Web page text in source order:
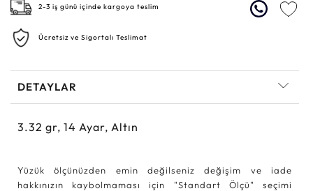
2-3 iş günü içinde kargoya teslim
Ücretsiz ve Sigortalı Teslimat
DETAYLAR
3.32 gr, 14 Ayar, Altın
Yüzük ölçünüzden emin değilseniz değişim ve iade
hakkınızın kaybolmaması için "Standart Ölçü" seçimi